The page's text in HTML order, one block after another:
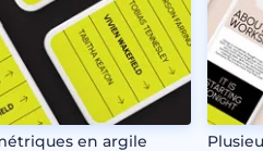
en argile